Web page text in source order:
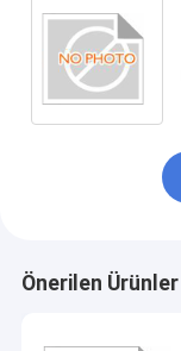
Önerilen Ürünler